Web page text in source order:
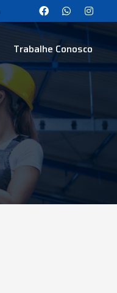
Trabalhe Conosco